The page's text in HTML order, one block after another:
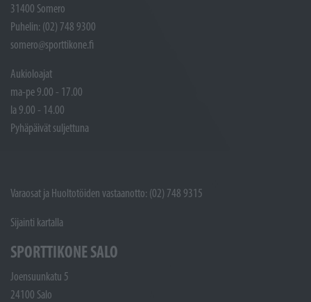
31400 Somero
Puhelin: (02) 748 9300
somero@sporttikone.fi
Aukioloajat
ma-pe 9.00 - 17.00
la 9.00 - 14.00
Pyhäpäivät suljettuna
Varaosat ja Huoltotöiden vastaanotto: (02) 748 9315
Sijainti kartalla
SPORTTIKONE SALO
Joensuunkatu 5
24100 Salo